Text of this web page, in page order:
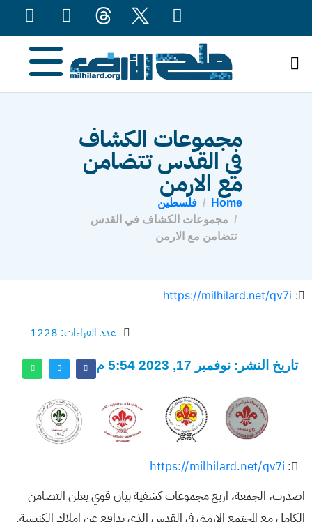
مجموعات الكشاف
في القدس تتضامن
مع الارمن
Home
فلسطين
مجموعات الكشاف في القدس
تتضامن مع الارمن
:
https://milhilard.net/qv7i
عدد القراءات: 1228
تاريخ النشر: نوفمبر 17, 2023 5:54 م
:
https://milhilard.net/qv7i
اصدرت، الجمعة، اربع مجموعات كشفية بيان قوي يعلن التضامن
الكامل مع المجتمع الارمني في القدس الذي يدافع عن املاك الكنيسة.